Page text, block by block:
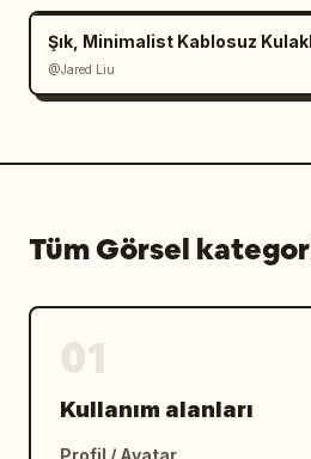
Şık, Minimalist Kablosuz
@Jared Liu
Tüm Görsel
Kullanım alanları
Profil / Avatar